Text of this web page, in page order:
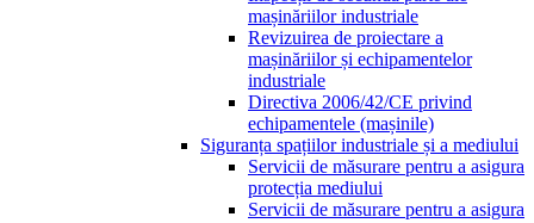
mașinăriilor industriale
Revizuirea de proiectare a
mașinăriilor și echipamentelor
industriale
Directiva 2006/42/CE privind
echipamentele (mașinile)
Siguranța spațiilor industriale și a mediului
Servicii de măsurare pentru a asigura
protecția mediului
Servicii de măsurare pentru a asigura